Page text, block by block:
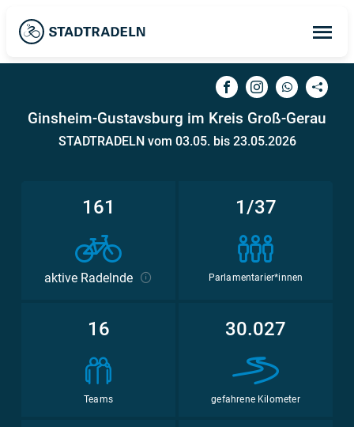
Ginsheim-Gustavsburg im Kreis Groß-Gerau
STADTRADELN vom 03.05. bis 23.05.2026
161
aktive Radelnde
1/37
Parlamentarier*innen
16
Teams
30.027
gefahrene Kilometer